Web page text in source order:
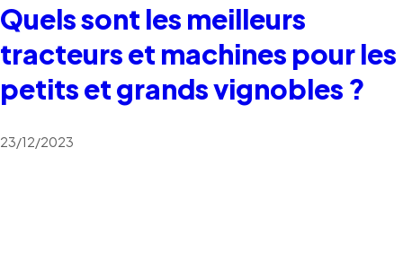
Quels sont les meilleurs
tracteurs et machines pour les
petits et grands vignobles ?
23/12/2023